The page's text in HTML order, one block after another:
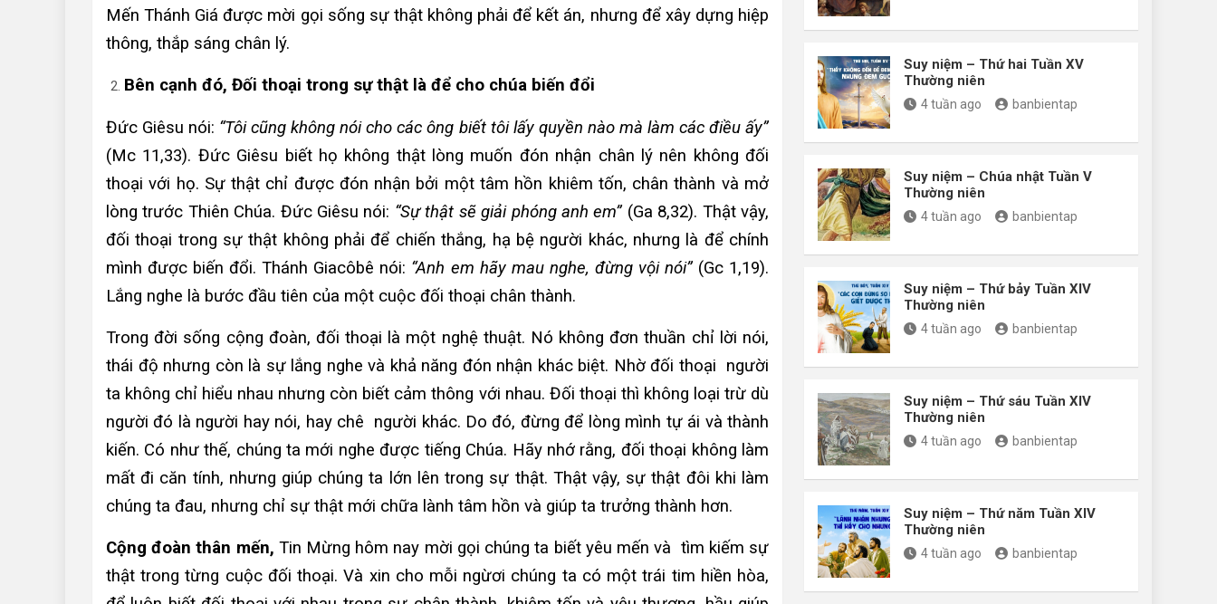
Mến Thánh Giá được mời gọi sống sự thật không phải để kết án, nhưng để xây dựng hiệp
thông, thắp sáng chân lý.
Bên cạnh đó, Đối thoại trong sự thật là để cho chúa biến đổi
Đức Giêsu nói: “Tôi cũng không nói cho các ông biết tôi lấy quyền nào mà làm các điều ấy”
(Mc 11,33). Đức Giêsu biết họ không thật lòng muốn đón nhận chân lý nên không đối
thoại với họ. Sự thật chỉ được đón nhận bởi một tâm hồn khiêm tốn, chân thành và mở
lòng trước Thiên Chúa. Đức Giêsu nói: “Sự thật sẽ giải phóng anh em”(Ga 8,32). Thật vậy,
đối thoại trong sự thật không phải để chiến thắng, hạ bệ người khác, nhưng là để chính
mình được biến đổi. Thánh Giacôbê nói: “Anh em hãy mau nghe, đừng vội nói”(Gc 1,19).
Lắng nghe là bước đầu tiên của một cuộc đối thoại chân thành.
Trong đời sống cộng đoàn, đối thoại là một nghệ thuật. Nó không đơn thuần chỉ lời nói,
thái độ nhưng còn là sự lắng nghe và khả năng đón nhận khác biệt. Nhờ đối thoại người
ta không chỉ hiểu nhau nhưng còn biết cảm thông với nhau. Đối thoại thì không loại trừ dù
người đó là người hay nói, hay chê người khác. Do đó, đừng để lòng mình tự ái và thành
kiến. Có như thế, chúng ta mới nghe được tiếng Chúa. Hãy nhớ rằng, đối thoại không làm
mất đi căn tính, nhưng giúp chúng ta lớn lên trong sự thật. Thật vậy, sự thật đôi khi làm
chúng ta đau, nhưng chỉ sự thật mới chữa lành tâm hồn và giúp ta trưởng thành hơn.
Cộng đoàn thân mến, Tin Mừng hôm nay mời gọi chúng ta biết yêu mến và tìm kiếm sự
thật trong từng cuộc đối thoại. Và xin cho mỗi ngừơi chúng ta có một trái tim hiền hòa,
Suy niệm – Thứ hai Tuần XV
Thường niên
4 tuần ago banbientap
Suy niệm – Chúa nhật Tuần V
Thường niên
4 tuần ago banbientap
Suy niệm – Thứ bảy Tuần XIV
Thường niên
4 tuần ago banbientap
Suy niệm – Thứ sáu Tuần XIV
Thường niên
4 tuần ago banbientap
Suy niệm – Thứ năm Tuần XIV
Thường niên
4 tuần ago banbientap